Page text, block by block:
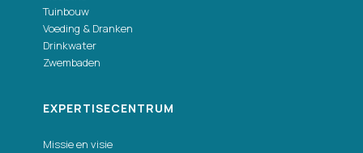
Tuinbouw
Voeding & Dranken
Drinkwater
Zwembaden
EXPERTISECENTRUM
Missie en visie